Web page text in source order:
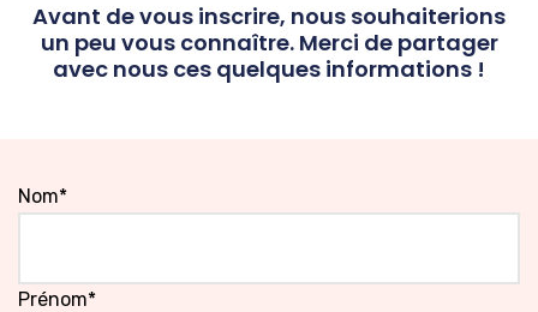
Avant de vous inscrire, nous souhaiterions
un peu vous connaître. Merci de partager
avec nous ces quelques informations !
Nom*
Prénom*